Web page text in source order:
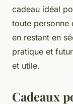
cadeau idéal
toute personne
en restant en
pratique et
et utile.
Cadeaux